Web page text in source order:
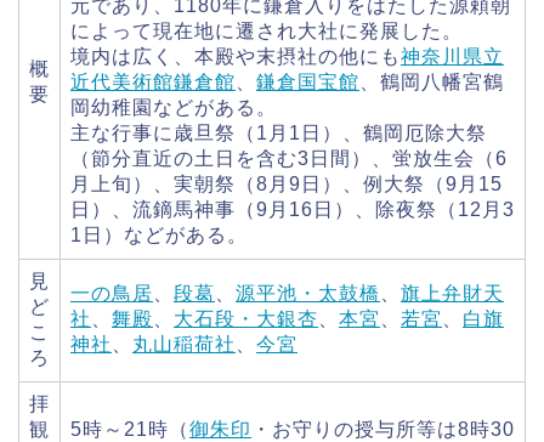
概
要
元であり、1180年に鎌倉入りをはたした源頼朝
によって現在地に遷され大社に発展した。
境内は広く、本殿や末摂社の他にも神奈川県立
近代美術館鎌倉館
鎌倉国宝館 、鶴岡八幡宮鶴
岡幼稚園などがある。
主な行事に歳旦祭（1月1日）、鶴岡厄除大祭
（節分直近の土日を含む3日間）、蛍放生会（6
月上旬）、実朝祭（8月9日）、例大祭（9月15
日）、流鏑馬神事（9月16日）、除夜祭（12月3
1日）などがある。
見
ど
こ
ろ
一の鳥居 段葛 源平池・太鼓橋
旗上弁財天
社
舞殿 大石段・大銀杏 本宮 若宮
白旗
神社
丸山稲荷社 今宮
拝
観
5時～21時（御朱印 ・お守りの授与所等は8時30